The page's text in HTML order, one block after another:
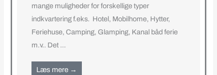
mange muligheder for forskellige typer
indkvartering f.eks. Hotel, Mobilhome, Hytter,
Feriehuse, Camping, Glamping, Kanal båd ferie
m.v.. Det ...
Læs mere →